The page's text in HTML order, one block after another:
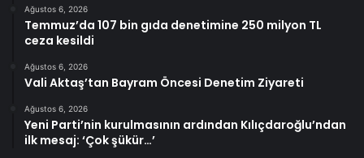
Ağustos 6, 2026
Temmuz’da 107 bin gıda denetimine 250 milyon TL
ceza kesildi
Ağustos 6, 2026
Vali Aktaş’tan Bayram Öncesi Denetim Ziyareti
Ağustos 6, 2026
Yeni Parti’nin kurulmasının ardından Kılıçdaroğlu’ndan
ilk mesaj: ‘Çok şükür…’